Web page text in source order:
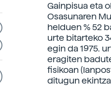
Gainpisua eta
Osasunaren
helduen % 52
urte bitarteko
egin da 1975.
eragiten
fisikoan
ditugun